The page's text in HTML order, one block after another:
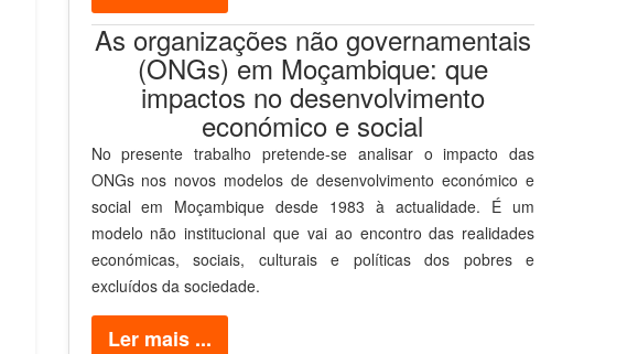
As organizações não governamentais
(ONGs) em Moçambique: que
impactos no desenvolvimento
económico e social
No presente trabalho pretende-se analisar o impacto das
ONGs nos novos modelos de desenvolvimento económico e
social em Moçambique desde 1983 à actualidade. É um
modelo não institucional que vai ao encontro das realidades
económicas, sociais, culturais e políticas dos pobres e
excluídos da sociedade.
Ler mais ...